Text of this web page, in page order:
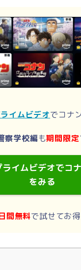
イムビデオでコナ
察学校編も期間限定
ライムビデオでコ
をみる
間無料で試せてお